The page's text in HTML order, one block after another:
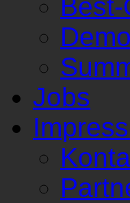
Jobs